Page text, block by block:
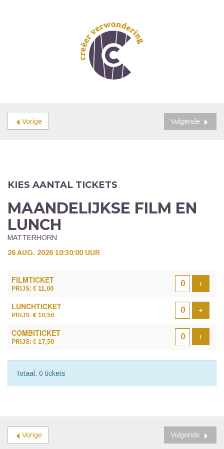
Vorige Volgende
KIES AANTAL TICKETS
MAANDELIJKSE FILM EN
LUNCH
MATTERHORN
26 AUG. 2026 10:30:00 UUR
FILMTICKET
PRIJS: € 11,00
+
LUNCHTICKET
PRIJS: € 10,50
+
COMBITICKET
PRIJS: € 17,50
+
Totaal: 0 tickets
Vorige Volgende